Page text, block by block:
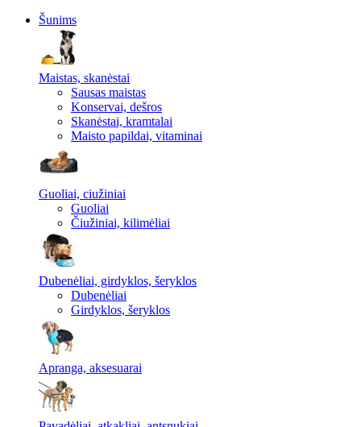
Šunims
Maistas, skanėstai
Sausas maistas
Konservai, dešros
Skanėstai, kramtalai
Maisto papildai, vitaminai
Guoliai, ciužiniai
Guoliai
Čiužiniai, kilimėliai
Dubenėliai, girdyklos, šeryklos
Dubenėliai
Girdyklos, šeryklos
Apranga, aksesuarai